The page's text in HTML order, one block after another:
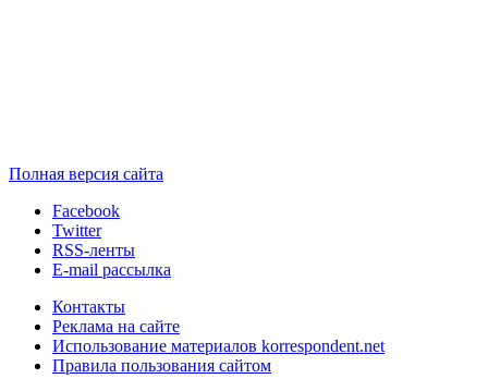
Полная версия сайта
Facebook
Twitter
RSS-ленты
E-mail рассылка
Контакты
Реклама на сайте
Использование материалов korrespondent.net
Правила пользования сайтом